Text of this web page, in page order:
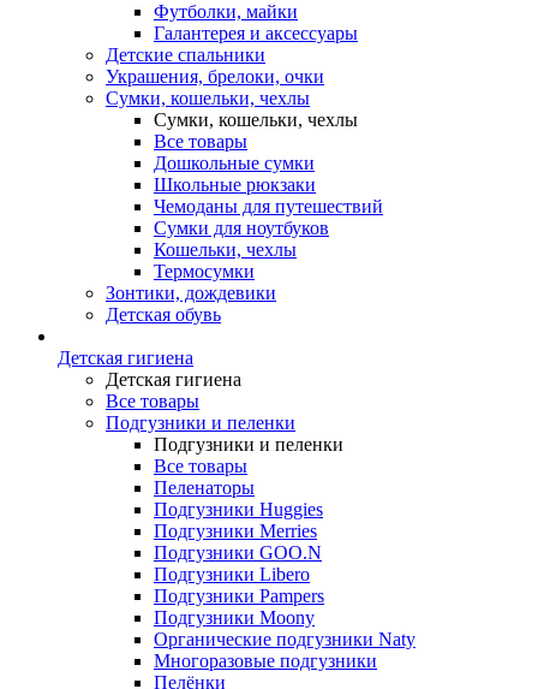
Футболки, майки
Галантерея и аксессуары
Детские спальники
Украшения, брелоки, очки
Сумки, кошельки, чехлы
Сумки, кошельки, чехлы
Все товары
Дошкольные сумки
Школьные рюкзаки
Чемоданы для путешествий
Сумки для ноутбуков
Кошельки, чехлы
Термосумки
Зонтики, дождевики
Детская обувь
Детская гигиена
Детская гигиена
Все товары
Подгузники и пеленки
Подгузники и пеленки
Все товары
Пеленаторы
Подгузники Huggies
Подгузники Merries
Подгузники GOO.N
Подгузники Libero
Подгузники Pampers
Подгузники Moony
Органические подгузники Naty
Многоразовые подгузники
Пелёнки